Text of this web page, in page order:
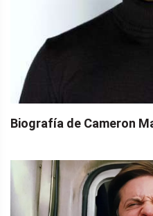
Biografía de Cameron